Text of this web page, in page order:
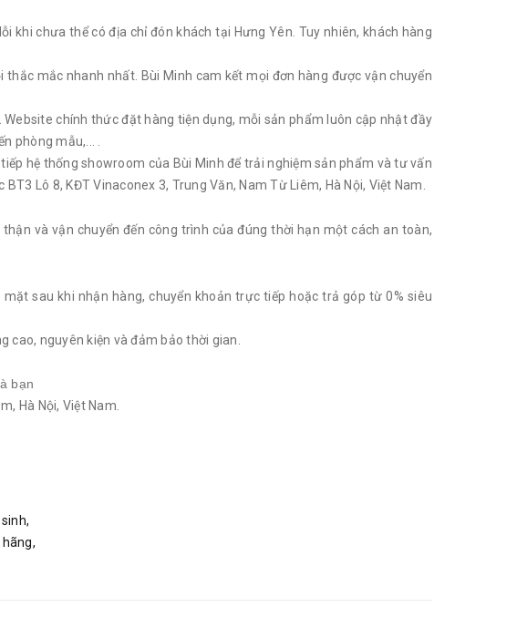
khi chưa thể có địa chỉ đón khách tại Hưng Yên. Tuy nhiên, khách hàng
mắc nhanh nhất. Bùi Minh cam kết mọi đơn hàng được vận chuyển
Website chính thức đặt hàng tiện dụng, mỗi sản phẩm luôn cập nhật đầy
phòng mẫu,... .
hệ thống showroom của Bùi Minh để trải nghiệm sản phẩm và tư vấn
Lô 8, KĐT Vinaconex 3, Trung Văn, Nam Từ Liêm, Hà Nội, Việt Nam.
và vận chuyển đến công trình của đúng thời hạn một cách an toàn,
sau khi nhận hàng, chuyển khoản trực tiếp hoặc trả góp từ 0% siêu
cao, nguyên kiện và đảm bảo thời gian.
bạn
Hà Nội, Việt Nam.
,
,